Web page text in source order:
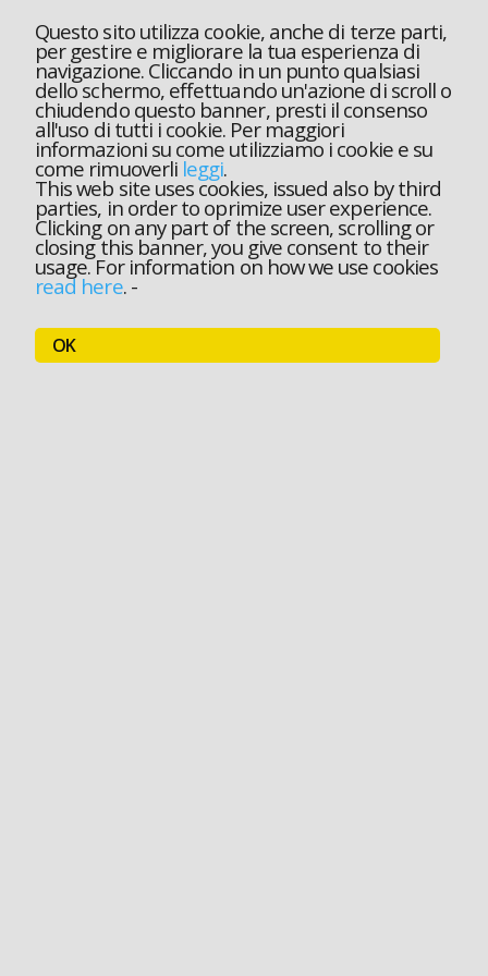
Questo sito utilizza cookie, anche di terze parti,
per gestire e migliorare la tua esperienza di
navigazione. Cliccando in un punto qualsiasi
dello schermo, effettuando un'azione di scroll o
chiudendo questo banner, presti il consenso
all'uso di tutti i cookie. Per maggiori
informazioni su come utilizziamo i cookie e su
come rimuoverli leggi.
This web site uses cookies, issued also by third
parties, in order to oprimize user experience.
Clicking on any part of the screen, scrolling or
closing this banner, you give consent to their
usage. For information on how we use cookies
read here.-
OK